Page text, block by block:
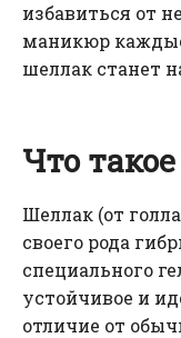
избавиться от
маникюр
шеллак станет
Что
Шеллак (от
своего рода
специального
устойчивое и
отличие от